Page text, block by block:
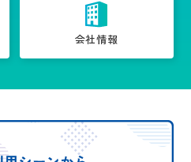
会社情報